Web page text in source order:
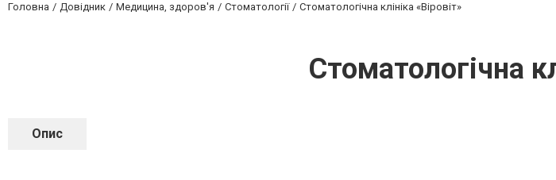
Головна Довідник Медицина, здоров'я Стоматології Стоматологічна клініка «Віровіт»
Стоматологічна
Опис